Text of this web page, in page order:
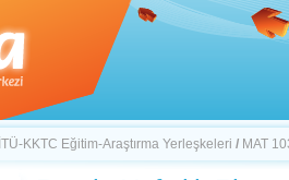
İTÜ-KKTC Eğitim-Araştırma Yerleşkeleri / MAT